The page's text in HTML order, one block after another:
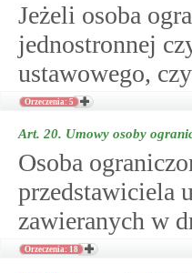
Jeżeli osoba
jednostronnej
ustawowego,
Orzeczenia: 5
Art. 20. Umowy osoby
Osoba
przedstawiciela
zawieranych w
Orzeczenia: 18